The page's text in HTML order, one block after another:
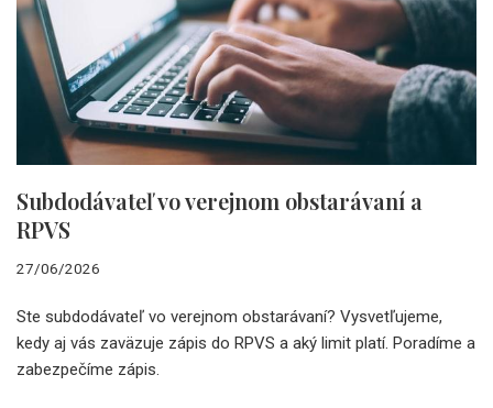
Subdodávateľ vo verejnom obstarávaní a
RPVS
27/06/2026
Ste subdodávateľ vo verejnom obstarávaní? Vysvetľujeme,
kedy aj vás zaväzuje zápis do RPVS a aký limit platí. Poradíme a
zabezpečíme zápis.